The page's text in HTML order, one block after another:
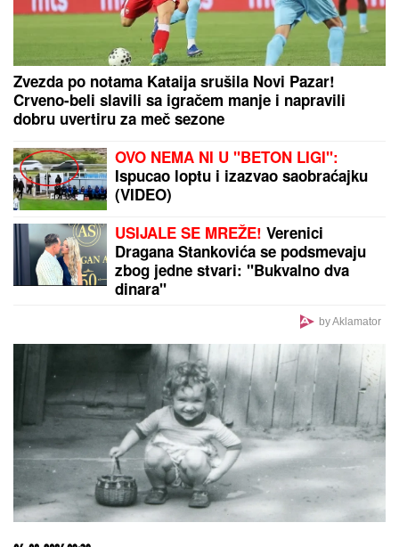
"MNOGO SAM TUŽAN, POČIVAJ U MIRU"Pevačica
umrla nakon borbe sa leukemijom, imala
transplantaciju koštane srži, pa se stanje pogoršalo:
Emir Habibović se oprostio
Zbog pevačice je ostavio ženu i
dvoje dece: Nakon razvoda dobili i
dete, o skandalu su svi brujali
Obrisala bi ovaj intervju da može:
Jovana Jeremić danas proziva
verenicu Dragana Stankovića što
mesi kiflice i bureke, a nekada je i
ona radila isto!